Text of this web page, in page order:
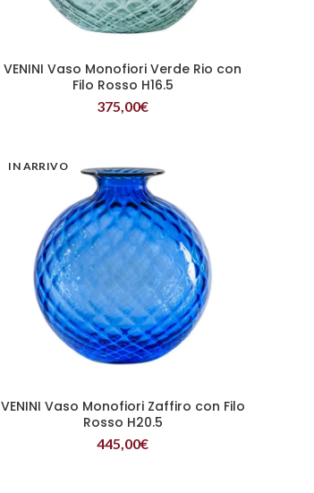
LEGGI TUTTO
VENINI Vaso Monofiori Verde Rio con
Filo Rosso H16.5
375,00€
IN ARRIVO
LEGGI TUTTO
VENINI Vaso Monofiori Zaffiro con Filo
Rosso H20.5
445,00€